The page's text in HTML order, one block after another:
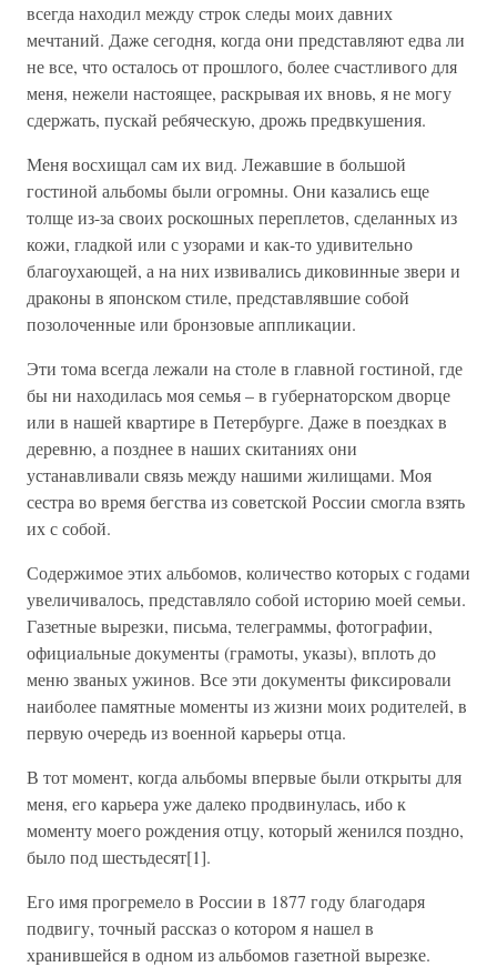
всегда находил между строк следы моих давних
мечтаний. Даже сегодня, когда они представляют едва ли
не все, что осталось от прошлого, более счастливого для
меня, нежели настоящее, раскрывая их вновь, я не могу
сдержать, пускай ребяческую, дрожь предвкушения.
Меня восхищал сам их вид. Лежавшие в большой
гостиной альбомы были огромны. Они казались еще
толще из-за своих роскошных переплетов, сделанных из
кожи, гладкой или с узорами и как-то удивительно
благоухающей, а на них извивались диковинные звери и
драконы в японском стиле, представлявшие собой
позолоченные или бронзовые аппликации.
Эти тома всегда лежали на столе в главной гостиной, где
бы ни находилась моя семья – в губернаторском дворце
или в нашей квартире в Петербурге. Даже в поездках в
деревню, а позднее в наших скитаниях они
устанавливали связь между нашими жилищами. Моя
сестра во время бегства из советской России смогла взять
их с собой.
Содержимое этих альбомов, количество которых с годами
увеличивалось, представляло собой историю моей семьи.
Газетные вырезки, письма, телеграммы, фотографии,
официальные документы (грамоты, указы), вплоть до
меню званых ужинов. Все эти документы фиксировали
наиболее памятные моменты из жизни моих родителей, в
первую очередь из военной карьеры отца.
В тот момент, когда альбомы впервые были открыты для
меня, его карьера уже далеко продвинулась, ибо к
моменту моего рождения отцу, который женился поздно,
было под шестьдесят[1].
Его имя прогремело в России в 1877 году благодаря
подвигу, точный рассказ о котором я нашел в
хранившейся в одном из альбомов газетной вырезке.